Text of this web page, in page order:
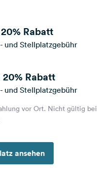
20% Rabatt
und Stellplatzgebühr
20% Rabatt
und Stellplatzgebühr
vor Ort. Nicht gültig bei
ansehen